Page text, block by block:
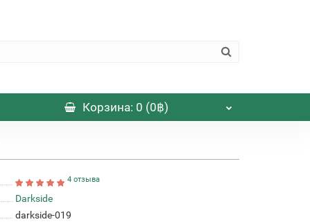
Корзина: 0 (0฿)
4 отзыва
Darkside
darkside-019